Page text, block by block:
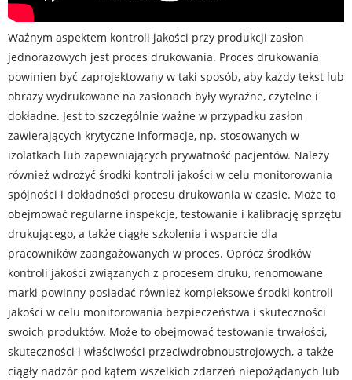
Ważnym aspektem kontroli jakości przy produkcji zasłon
jednorazowych jest proces drukowania. Proces drukowania
powinien być zaprojektowany w taki sposób, aby każdy tekst lub
obrazy wydrukowane na zasłonach były wyraźne, czytelne i
dokładne. Jest to szczególnie ważne w przypadku zasłon
zawierających krytyczne informacje, np. stosowanych w
izolatkach lub zapewniających prywatność pacjentów. Należy
również wdrożyć środki kontroli jakości w celu monitorowania
spójności i dokładności procesu drukowania w czasie. Może to
obejmować regularne inspekcje, testowanie i kalibrację sprzętu
drukującego, a także ciągłe szkolenia i wsparcie dla
pracowników zaangażowanych w proces. Oprócz środków
kontroli jakości związanych z procesem druku, renomowane
marki powinny posiadać również kompleksowe środki kontroli
jakości w celu monitorowania bezpieczeństwa i skuteczności
swoich produktów. Może to obejmować testowanie trwałości,
skuteczności i właściwości przeciwdrobnoustrojowych, a także
ciągły nadzór pod kątem wszelkich zdarzeń niepożądanych lub